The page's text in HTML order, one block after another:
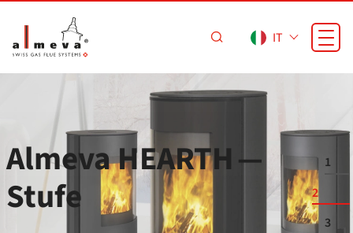
IT
Almeva HEARTH —
Stufe
1
2
3